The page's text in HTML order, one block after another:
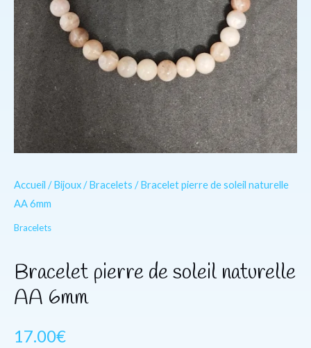
Accueil /Bijoux/Bracelets / Bracelet pierre de soleil naturelle
AA 6mm
Bracelets
Bracelet pierre de soleil naturelle
AA 6mm
17.00€